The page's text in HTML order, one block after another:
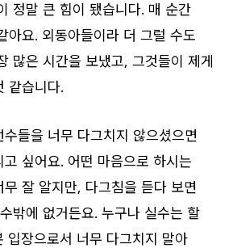
정말 큰 힘이 됐습니다. 매 순간
아요. 외동아들이라 더 그럴 수도
많은 시간을 보냈고, 그것들이 제게
같습니다.
들을 너무 다그치지 않으셨으면
싶어요. 어떤 마음으로 하시는
잘 알지만, 다그침을 듣다 보면
밖에 없거든요. 누구나 실수는 할
입장으로서 너무 다그치지 말아